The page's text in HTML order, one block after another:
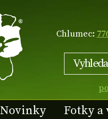
Chlumec:
Novinky Fotky a